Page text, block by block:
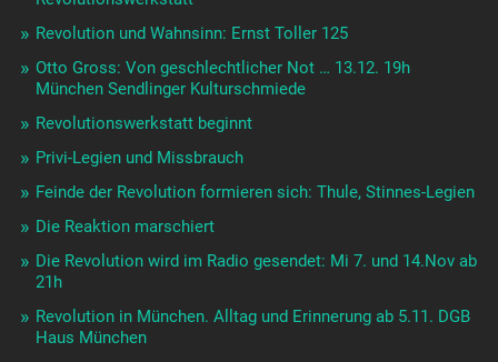
Revolution und Wahnsinn: Ernst Toller 125
Otto Gross: Von geschlechtlicher Not … 13.12. 19h
München Sendlinger Kulturschmiede
Revolutionswerkstatt beginnt
Privi-Legien und Missbrauch
Feinde der Revolution formieren sich: Thule, Stinnes-Legien
Die Reaktion marschiert
Die Revolution wird im Radio gesendet: Mi 7. und 14.Nov ab
21h
Revolution in München. Alltag und Erinnerung ab 5.11. DGB
Haus München